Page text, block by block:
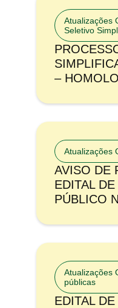
Atualizações
Seletivo
–
Atualizações
AVISO DE
EDITAL
PÚBLICO
Atualizações
públicas
EDITAL